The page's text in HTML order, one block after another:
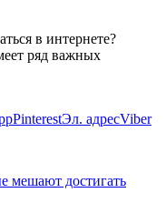
в интернете?
ряд важных
PinterestЭл. адресViber
мешают достигать